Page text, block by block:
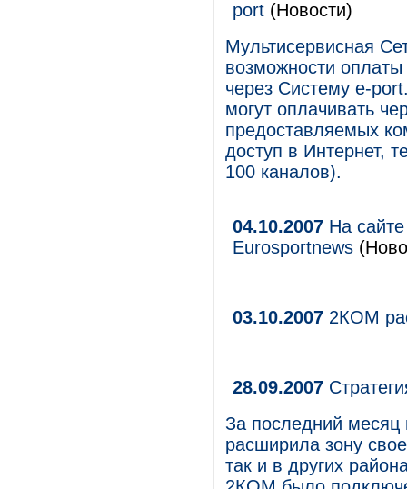
port (Новости)
Мультисервисная
возможности
через Систему e-
могут оплачивать
предоставляемых
доступ в Интернет,
100 каналов).
04.10.2007 На
Eurosportnews
03.10.2007 2КОМ
28.09.2007
За последний месяц
расширила зону
так и в других